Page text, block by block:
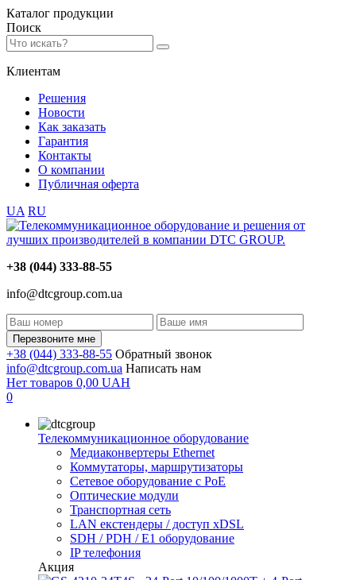
Каталог продукции
Поиск
Клиентам
Решения
Новости
Как заказать
Гарантия
Контакты
О компании
Публичная оферта
UA RU
+38 (044) 333-88-55
info@dtcgroup.com.ua
Перезвоните мне
+38 (044) 333-88-55 Обратный звонок
info@dtcgroup.com.ua Написать нам
Нет товаров 0,00 UAH
0
Телекоммуникационное оборудование
Медиаконвертеры Ethernet
Коммутаторы, маршрутизаторы
Сетевое оборудование с PoE
Оптические модули
Транспортная сеть
LAN екстендеры / доступ xDSL
SDH / PDH / E1 оборудование
IP телефония
Акция